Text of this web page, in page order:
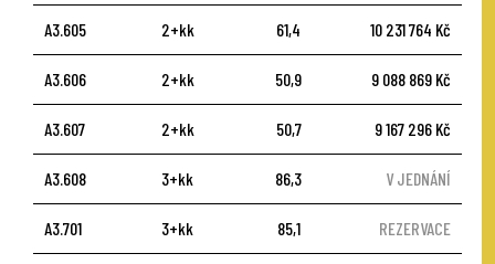
A3.605 2+kk 61,4 10 231 764 Kč
A3.606 2+kk 50,9 9 088 869 Kč
A3.607 2+kk 50,7 9 167 296 Kč
A3.608 3+kk 86,3 V JEDNÁNÍ
A3.701 3+kk 85,1 REZERVACE